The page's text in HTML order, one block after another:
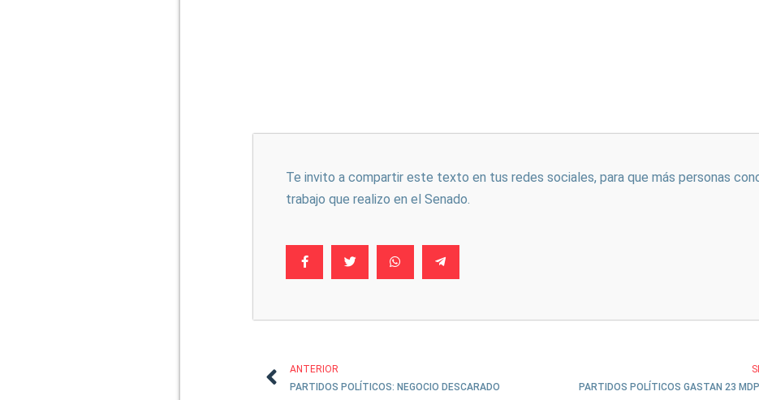
Te invito a compartir este texto en tus redes sociales, para que más personas
trabajo que realizo en el Senado.
ANTERIOR
PARTIDOS POLÍTICOS: NEGOCIO DESCARADO
PARTIDOS POLÍTICOS GASTAN 23